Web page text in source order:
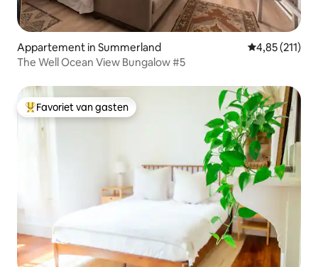
Appartement in Summerland Gemiddelde
4,85 (211)
The Well Ocean View Bungalow #5
Topfavoriet van gasten
Favoriet van gasten